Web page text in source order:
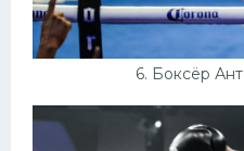
6. Боксёр